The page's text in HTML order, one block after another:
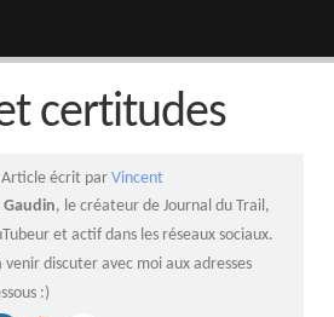
certitudes
Article écrit par Vincent
, le créateur de Journal du Trail,
et actif dans les réseaux sociaux.
venir discuter avec moi aux adresses
:)